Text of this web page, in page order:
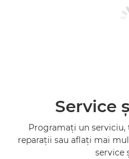
Service
Programaţi un
reparaţii sau aflaţi mai
service